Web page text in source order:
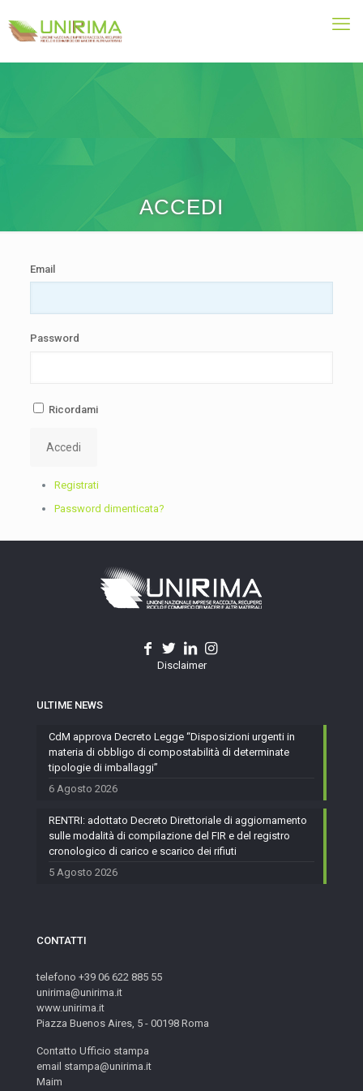
ACCEDI
Email
Password
Ricordami
Accedi
Registrati
Password dimenticata?
Disclaimer
ULTIME NEWS
CdM approva Decreto Legge “Disposizioni urgenti in
materia di obbligo di compostabilità di determinate
tipologie di imballaggi”
6 Agosto 2026
RENTRI: adottato Decreto Direttoriale di aggiornamento
sulle modalità di compilazione del FIR e del registro
cronologico di carico e scarico dei rifiuti
5 Agosto 2026
CONTATTI
telefono +39 06 622 885 55
unirima@unirima.it
www.unirima.it
Piazza Buenos Aires, 5 - 00198 Roma
Contatto Ufficio stampa
email stampa@unirima.it
Maim